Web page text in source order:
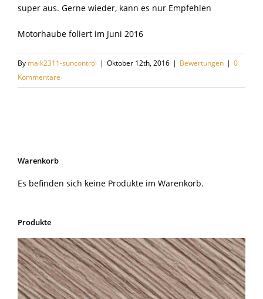
super aus. Gerne wieder, kann es nur Empfehlen
Motorhaube foliert im Juni 2016
By maik2311-suncontrol | Oktober 12th, 2016 | Bewertungen | 0
Kommentare
Warenkorb
Es befinden sich keine Produkte im Warenkorb.
Produkte